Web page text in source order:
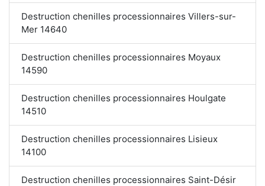
Destruction chenilles processionnaires Villers-sur-
Mer 14640
Destruction chenilles processionnaires Moyaux
14590
Destruction chenilles processionnaires Houlgate
14510
Destruction chenilles processionnaires Lisieux
14100
Destruction chenilles processionnaires Saint-Désir